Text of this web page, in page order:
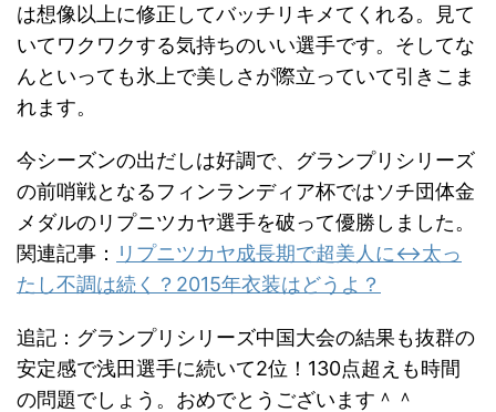
は想像以上に修正してバッチリキメてくれる。見て
いてワクワクする気持ちのいい選手です。そしてな
んといっても氷上で美しさが際立っていて引きこま
れます。
今シーズンの出だしは好調で、グランプリシリーズ
の前哨戦となるフィンランディア杯ではソチ団体金
メダルのリプニツカヤ選手を破って優勝しました。
関連記事： リプニツカヤ成長期で超美人に↔太っ
たし不調は続く？2015年衣装はどうよ？
追記：グランプリシリーズ中国大会の結果も抜群の
安定感で浅田選手に続いて2位！130点超えも時間
の問題でしょう。おめでとうございます＾＾